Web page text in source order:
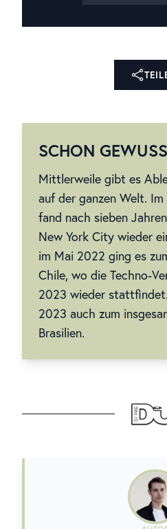
SCHON
Mittlerweile gibt es
auf der ganzen Welt.
fand nach sieben
New York City wieder
im Mai 2022 ging es
Chile, wo die Techno-
2023 wieder
2023 auch zum
Brasilien.